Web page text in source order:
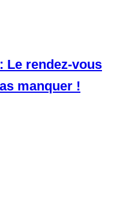
Le rendez-vous
manquer !